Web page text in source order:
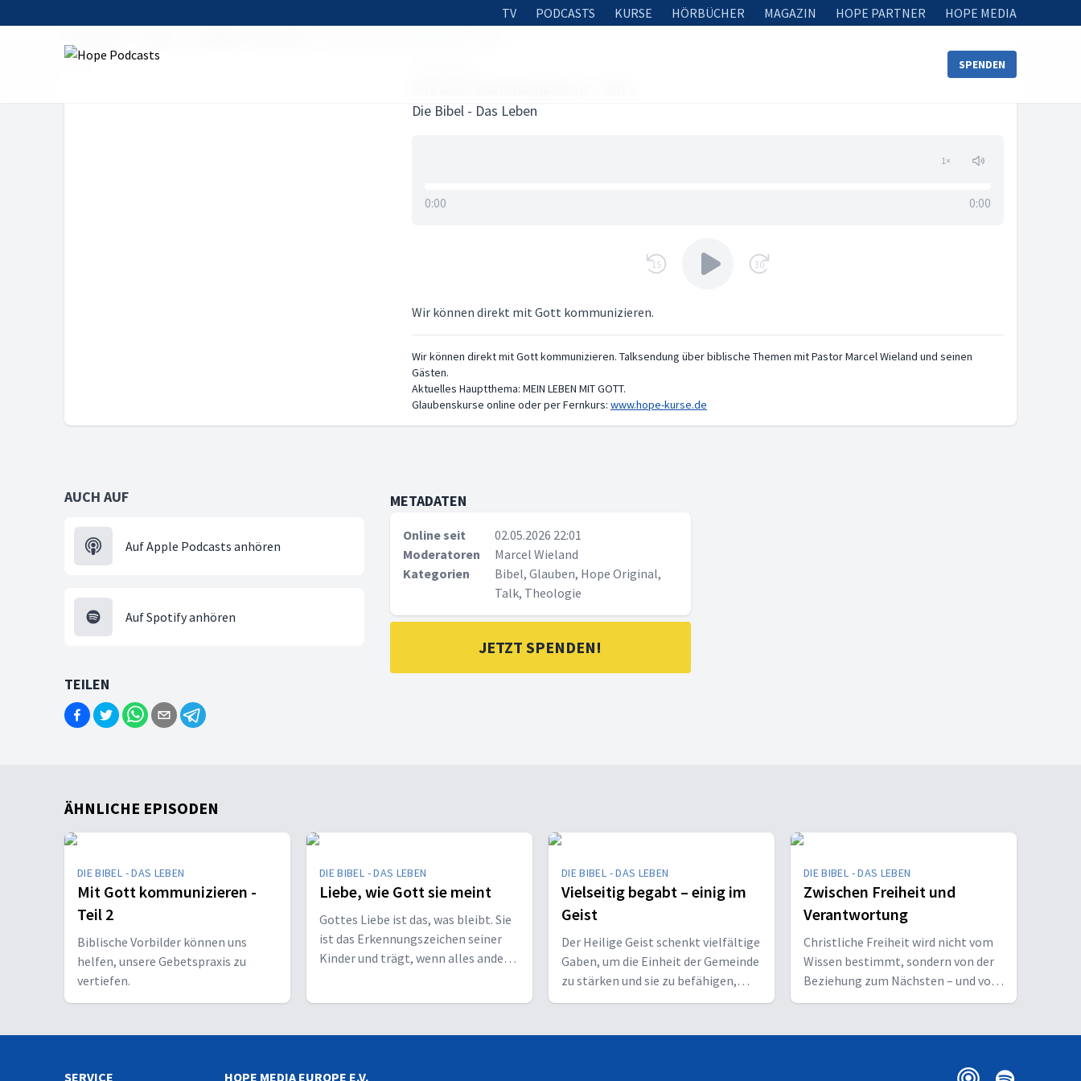
TV PODCASTS KURSE HÖRBÜCHER MAGAZIN HOPE PARTNER HOPE MEDIA
SPENDEN
Die Bibel - Das Leben
1×
0:00 0:00
15 30
Wir können direkt mit Gott kommunizieren.
Wir können direkt mit Gott kommunizieren. Talksendung über biblische Themen mit Pastor Marcel Wieland und seinen
Gästen.
Aktuelles Hauptthema: MEIN LEBEN MIT GOTT.
Glaubenskurse online oder per Fernkurs: www.hope-kurse.de
AUCH AUF
Auf Apple Podcasts anhören
Auf Spotify anhören
METADATEN
Online seit
02.05.2026 22:01
Moderatoren
Marcel Wieland
Kategorien
Bibel, Glauben, Hope Original,
Talk, Theologie
JETZT SPENDEN!
TEILEN
ÄHNLICHE EPISODEN
DIE BIBEL - DAS LEBEN
Mit Gott kommunizieren -
Teil 2
Biblische Vorbilder können uns
helfen, unsere Gebetspraxis zu
vertiefen.
DIE BIBEL - DAS LEBEN
Liebe, wie Gott sie meint
Gottes Liebe ist das, was bleibt. Sie
ist das Erkennungszeichen seiner
Kinder und trägt, wenn alles andere
DIE BIBEL - DAS LEBEN
Vielseitig begabt – einig im
Geist
Der Heilige Geist schenkt vielfältige
Gaben, um die Einheit der Gemeinde
zu stärken und sie zu befähigen,
Christus vor den Menschen zu
DIE BIBEL - DAS LEBEN
Zwischen Freiheit und
Verantwortung
Christliche Freiheit wird nicht vom
Wissen bestimmt, sondern von der
Beziehung zum Nächsten – und vom
Ziel, Gott zu ehren.
SERVICE HOPE MEDIA EUROPE E.V.